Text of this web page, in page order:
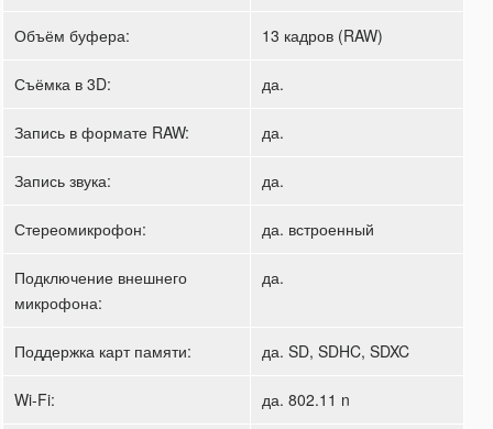
Объём буфера: 13 кадров (RAW)
Съёмка в 3D: да.
Запись в формате RAW: да.
Запись звука: да.
Стереомикрофон: да. встроенный
Подключение внешнего
микрофона:
да.
Поддержка карт памяти: да. SD, SDHC, SDXC
Wi-Fi: да. 802.11 n